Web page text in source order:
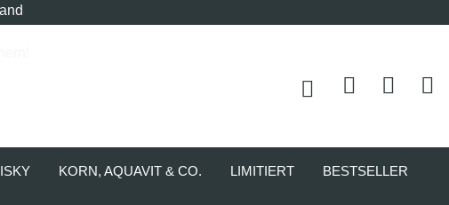
KORN, AQUAVIT & CO. LIMITIERT BESTSELLER